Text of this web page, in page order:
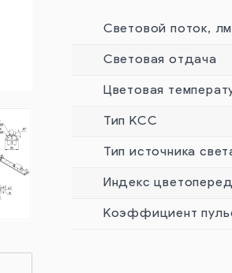
Световой поток, лм
Световая отдача
Цветовая
Тип КСС
Тип источника
Индекс
Коэффициент